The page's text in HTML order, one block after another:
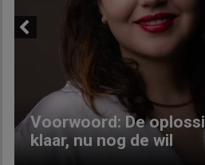
Voorwoord: De
klaar, nu nog de wil